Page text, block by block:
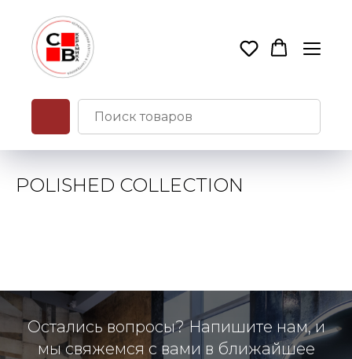
POLISHED COLLECTION
Остались вопросы? Напишите нам, и
мы свяжемся с вами в ближайшее